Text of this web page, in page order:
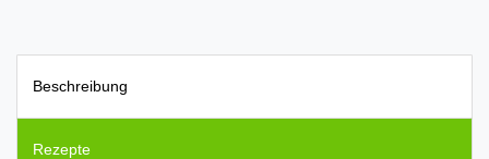
Beschreibung
Rezepte